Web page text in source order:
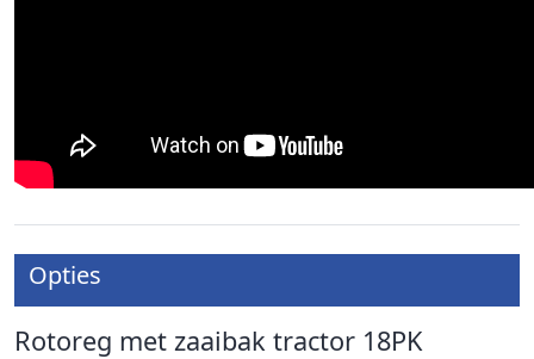
Opties
Rotoreg met zaaibak tractor 18PK